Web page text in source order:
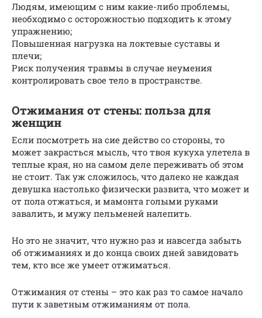
Людям, имеющим с ним какие-либо проблемы,
необходимо с осторожностью подходить к этому
упражнению;
Повышенная нагрузка на локтевые суставы и
плечи;
Риск получения травмы в случае неумения
контролировать свое тело в пространстве.
Отжимания от стены: польза для
женщин
Если посмотреть на сие действо со стороны, то
может закрасться мысль, что твоя кукуха улетела в
теплые края, но на самом деле переживать об этом
не стоит. Так уж сложилось, что далеко не каждая
девушка настолько физически развита, что может и
от пола отжаться, и мамонта голыми руками
завалить, и мужу пельменей налепить.
Но это не значит, что нужно раз и навсегда забыть
об отжиманиях и до конца своих дней завидовать
тем, кто все же умеет отжиматься.
Отжимания от стены – это как раз то самое начало
пути к заветным отжиманиям от пола.